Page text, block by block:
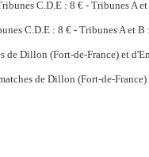
C.D.E : 8 € - Tribunes A
C.D.E : 8 € - Tribunes A et B
de Dillon (Fort-de-France) et
de Dillon (Fort-de-